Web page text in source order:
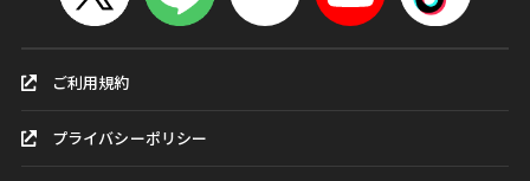
ご利用規約
プライバシーポリシー